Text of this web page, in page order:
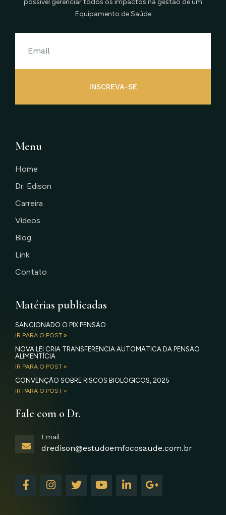
possível gerenciar todos os impactos na gestão de um
Equipamento de Saúde
INSCREVA-SE
Menu
Home
Dr. Edison
Carreira
Vídeos
Blog
Link
Contato
Matérias publicadas
SANCIONADO O PIX PENSÃO
IR PARA O POST »
NOVA LEI CRIA TRANSFERÊNCIA AUTOMÁTICA DA PENSÃO
ALIMENTÍCIA
IR PARA O POST »
CONVENÇÃO SOBRE RISCOS BIOLÓGICOS, 2025
IR PARA O POST »
Fale com o Dr.
Email
dredison@estudoemfocosaude.com.br
F
a
I
n
T
w
Y
o
L
i
G
o